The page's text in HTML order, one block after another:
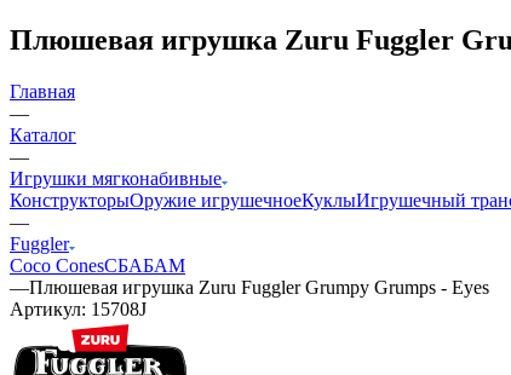
Плюшевая игрушка Zuru Fuggler
Главная
—
Каталог
—
Игрушки мягконабивные
КонструкторыОружие игрушечноеКуклыИгрушечный
—
Fuggler
Coco ConesСБАБАМ
—Плюшевая игрушка Zuru Fuggler Grumpy Grumps - Eyes
Артикул: 15708J